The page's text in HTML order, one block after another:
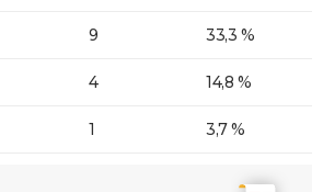
9 33,3 %
4 14,8 %
1 3,7 %